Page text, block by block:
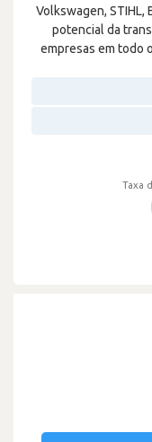
Volkswagen, STIHL,
potencial da
empresas em todo
Taxa